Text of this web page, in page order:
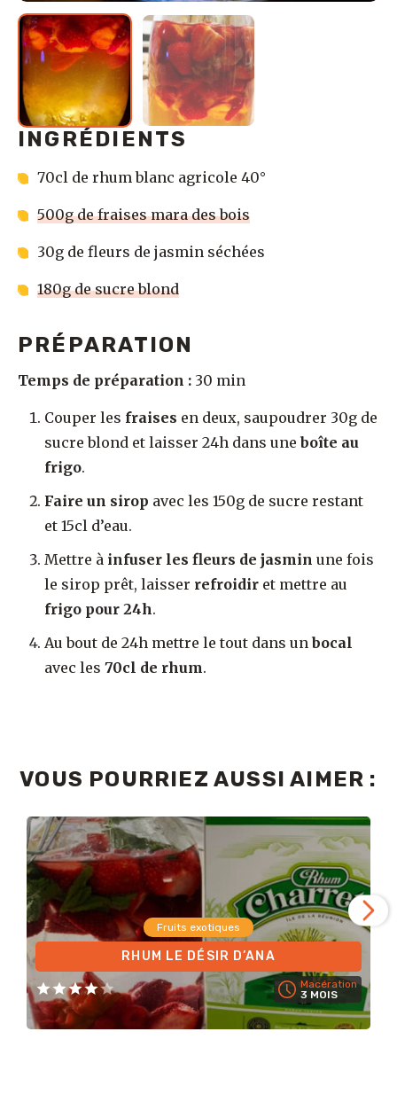
INGRÉDIENTS
70cl de rhum blanc agricole 40°
500g de fraises mara des bois
30g de fleurs de jasmin séchées
180g de sucre blond
PRÉPARATION
Temps de préparation : 30 min
Couper les fraises en deux, saupoudrer 30g de
sucre blond et laisser 24h dans uneboîte au
frigo.
Faire un sirop avec les 150g de sucre restant
et 15cl d’eau.
Mettre à infuser les fleurs de jasmin une fois
le sirop prêt, laisser refroidir et mettre au
frigo pour 24h.
Au bout de 24h mettre le tout dans unbocal
avec les 70cl de rhum.
VOUS POURRIEZ AUSSI AIMER :
Fruits exotiques
RHUM LE DÉSIR D’ANA
Macération
3 MOIS